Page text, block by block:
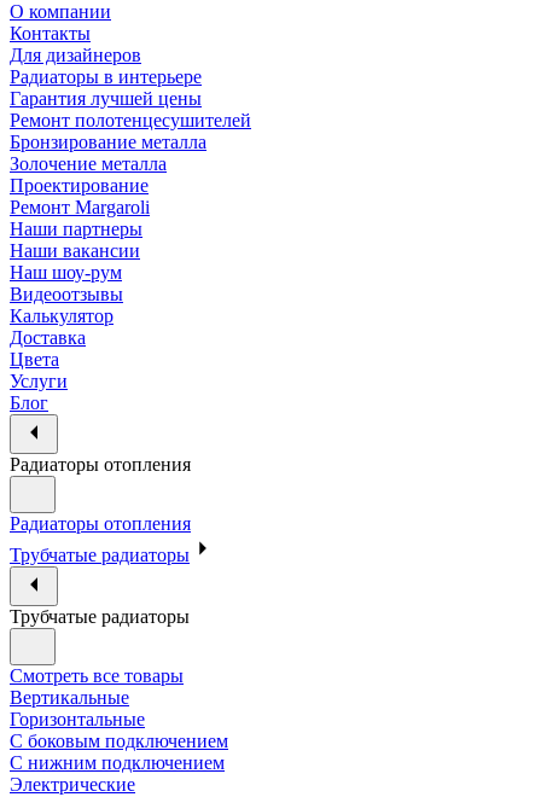
О компании
Контакты
Для дизайнеров
Радиаторы в интерьере
Гарантия лучшей цены
Ремонт полотенцесушителей
Бронзирование металла
Золочение металла
Проектирование
Ремонт Margaroli
Наши партнеры
Наши вакансии
Наш шоу-рум
Видеоотзывы
Калькулятор
Доставка
Цвета
Услуги
Блог
Радиаторы отопления
Радиаторы отопления
Трубчатые радиаторы
Трубчатые радиаторы
Смотреть все товары
Вертикальные
Горизонтальные
С боковым подключением
С нижним подключением
Электрические